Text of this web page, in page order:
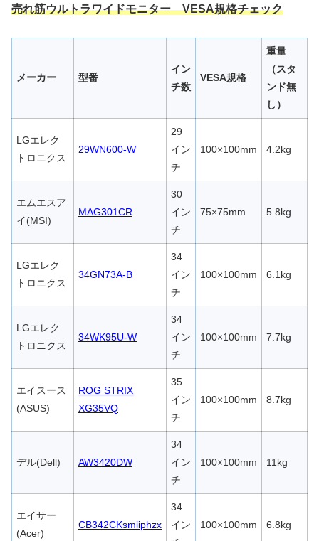
売れ筋ウルトラワイドモニター VESA規格チェック
メーカー 型番
イン
チ数
VESA規格
重量
（スタ
ンド無
し）
LGエレク
トロニクス
29WN600-W
29
イン
チ
100×100mm 4.2kg
エムエスア
イ(MSI)
MAG301CR
30
イン
チ
75×75mm 5.8kg
LGエレク
トロニクス
34GN73A-B
34
イン
チ
100×100mm 6.1kg
LGエレク
トロニクス
34WK95U-W
34
イン
チ
100×100mm 7.7kg
エイスース
(ASUS)
ROG STRIX
XG35VQ
35
イン
チ
100×100mm 8.7kg
デル(Dell) AW3420DW
34
イン
チ
100×100mm 11kg
エイサー
(Acer)
CB342CKsmiiphzx
34
イン
100×100mm 6.8kg